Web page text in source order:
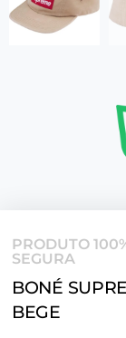
PRODUTO
SEGURA
BONÉ
BEGE